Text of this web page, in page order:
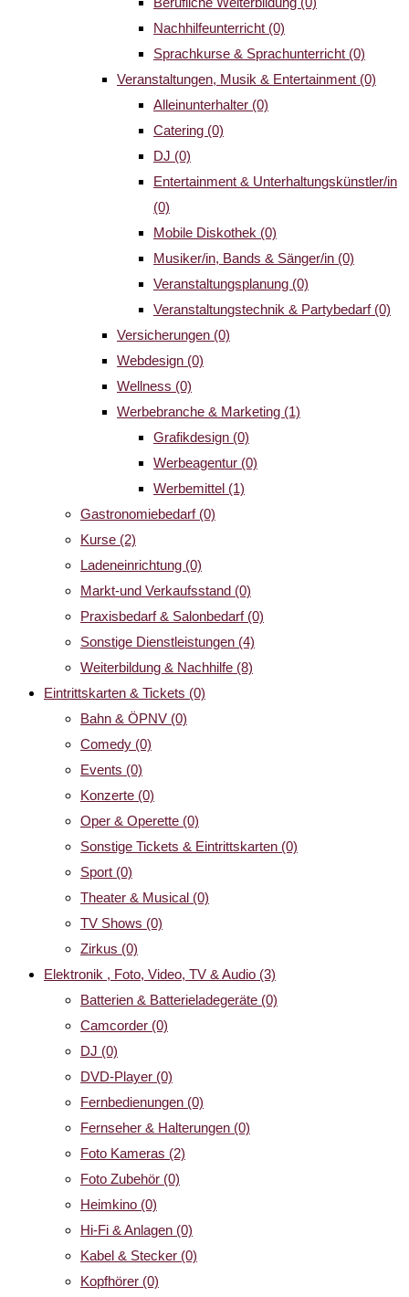
Nachhilfeunterricht (0)
Sprachkurse & Sprachunterricht (0)
Veranstaltungen, Musik & Entertainment (0)
Alleinunterhalter (0)
Catering (0)
DJ (0)
Entertainment & Unterhaltungskünstler/in
(0)
Mobile Diskothek (0)
Musiker/in, Bands & Sänger/in (0)
Veranstaltungsplanung (0)
Veranstaltungstechnik & Partybedarf (0)
Versicherungen (0)
Webdesign (0)
Wellness (0)
Werbebranche & Marketing (1)
Grafikdesign (0)
Werbeagentur (0)
Werbemittel (1)
Gastronomiebedarf (0)
Kurse (2)
Ladeneinrichtung (0)
Markt-und Verkaufsstand (0)
Praxisbedarf & Salonbedarf (0)
Sonstige Dienstleistungen (4)
Weiterbildung & Nachhilfe (8)
Eintrittskarten & Tickets (0)
Bahn & ÖPNV (0)
Comedy (0)
Events (0)
Konzerte (0)
Oper & Operette (0)
Sonstige Tickets & Eintrittskarten (0)
Sport (0)
Theater & Musical (0)
TV Shows (0)
Zirkus (0)
Elektronik , Foto, Video, TV & Audio (3)
Batterien & Batterieladegeräte (0)
Camcorder (0)
DJ (0)
DVD-Player (0)
Fernbedienungen (0)
Fernseher & Halterungen (0)
Foto Kameras (2)
Foto Zubehör (0)
Heimkino (0)
Hi-Fi & Anlagen (0)
Kabel & Stecker (0)
Kopfhörer (0)